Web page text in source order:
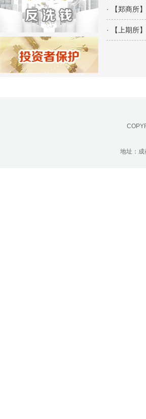
· 【郑商所
· 【上期所
地址：
绵阳营业部：0816-2238660，
2220588
济南分公司：0531-86123236，
0531-86123618
重庆营业部：023-63799091，023-
63799310